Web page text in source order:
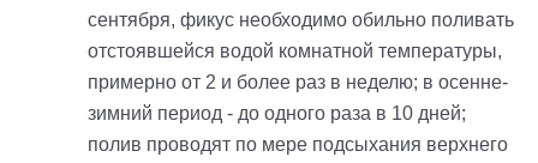
сентября, фикус необходимо обильно поливать
отстоявшейся водой комнатной температуры,
примерно от 2 и более раз в неделю; в осенне-
зимний период - до одного раза в 10 дней;
полив проводят по мере подсыхания верхнего